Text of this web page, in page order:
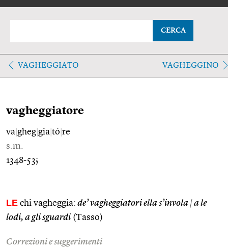
CERCA
VAGHEGGIATO VAGHEGGINO
vagheggiatore
va gheg gia tó re
s.m.
1348-53;
LE chi vagheggia: de’ vagheggiatori ella s’invola |a le
lodi, a gli sguardi (Tasso)
Correzioni e suggerimenti